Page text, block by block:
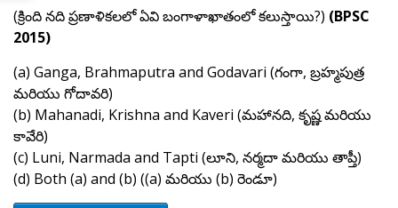
(క్రింది నది ప్రణాళికలలో ఏవి బంగాళాఖాతంలో కలుస్తాయి?) (BPSC
2015)
(a) Ganga, Brahmaputra and Godavari (గంగా, బ్రహ్మపుత్ర
మరియు గోదావరి)
(b) Mahanadi, Krishna and Kaveri (మహానది, కృష్ణ మరియు
కావేరి)
(c) Luni, Narmada and Tapti (లూని, నర్మదా మరియు తాప్తీ)
(d) Both (a) and (b) ((a) మరియు (b) రెండూ)